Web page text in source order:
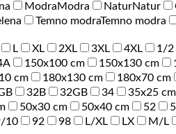
ModraModra NaturNatur
Temno modraTemno modra
L XL 2XL 3XL 4XL 1/2
150x100 cm 150x130 cm
cm 180x130 cm 180x70 cm
32B 32GB 34 35x25 cm
50x30 cm 50x40 cm 52
10 92 98 L/XL LX M/L